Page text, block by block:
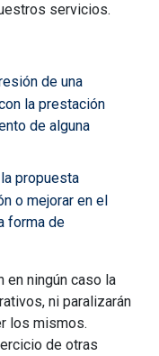
servicios.
de una
la prestación
de alguna
la propuesta
o mejorar en el
forma de
en ningún caso la
ni paralizarán
los mismos.
de otras